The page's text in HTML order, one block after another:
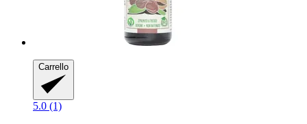
Carrello
5.0 (1)